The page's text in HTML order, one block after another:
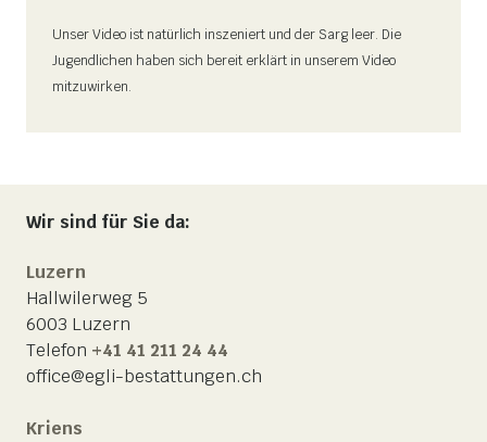
Unser Video ist natürlich inszeniert und der Sarg leer. Die
Jugendlichen haben sich bereit erklärt in unserem Video
mitzuwirken.
Wir sind für Sie da:
Luzern
Hallwilerweg 5
6003 Luzern
Telefon +41 41 211 24 44
office@egli-bestattungen.ch
Kriens